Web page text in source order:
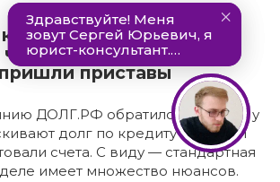
погасила
восемь лет к
приставы
ДОЛГ.РФ обратился человек, у
долг по кредиту и по этой
счета. С виду — стандартная
деле имеет множество нюансов.